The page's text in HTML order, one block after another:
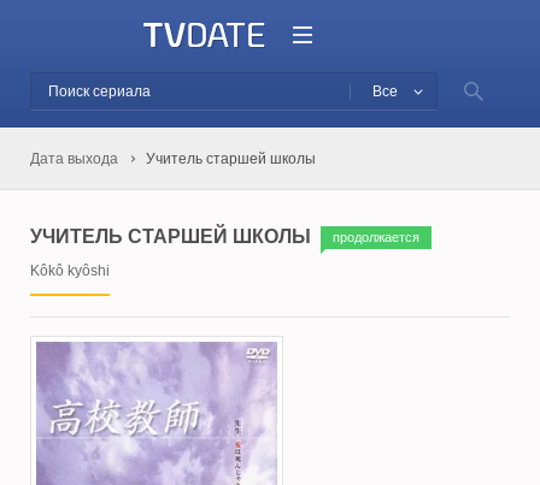
Все
Дата выхода Учитель старшей школы
УЧИТЕЛЬ СТАРШЕЙ ШКОЛЫ продолжается
Kôkô kyôshi